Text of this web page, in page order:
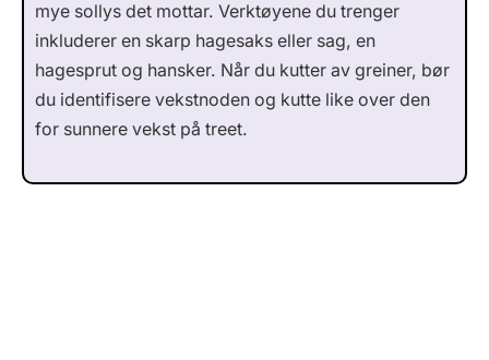
mye sollys det mottar. Verktøyene du trenger
inkluderer en skarp hagesaks eller sag, en
hagesprut og hansker. Når du kutter av greiner, bør
du identifisere vekstnoden og kutte like over den
for sunnere vekst på treet.